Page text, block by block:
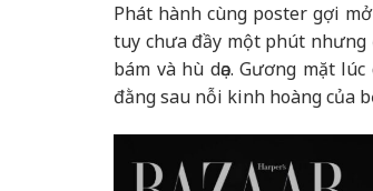
Phát hành cùng poster gợi
tuy chưa đầy một phút nhưng
bám và hù dọa. Gương mặt
đằng sau nỗi kinh hoàng của